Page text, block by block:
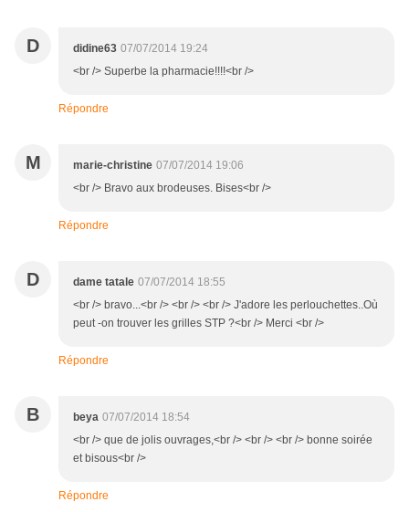
D didine63 07/07/2014 19:24
<br /> Superbe la pharmacie!!!!<br />
Répondre
M marie-christine 07/07/2014 19:06
<br /> Bravo aux brodeuses. Bises<br />
Répondre
D dame tatale 07/07/2014 18:55
<br /> bravo...<br /> <br /> <br /> J'adore les perlouchettes..Où
peut -on trouver les grilles STP ?<br /> Merci <br />
Répondre
B beya 07/07/2014 18:54
<br /> que de jolis ouvrages,<br /> <br /> <br /> bonne soirée
et bisous<br />
Répondre